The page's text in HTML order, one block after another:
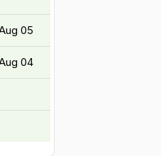
05
04